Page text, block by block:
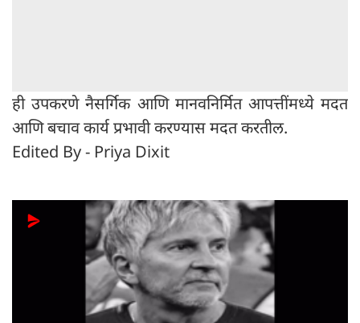
ही उपकरणे नैसर्गिक आणि मानवनिर्मित आपत्तींमध्ये मदत
आणि बचाव कार्य प्रभावी करण्यास मदत करतील.
Edited By - Priya Dixit